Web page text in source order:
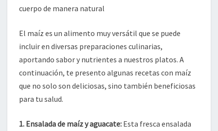
cuerpo de manera natural
El maíz es un alimento muy versátil que se puede
incluir en diversas preparaciones culinarias,
aportando sabor y nutrientes a nuestros platos. A
continuación, te presento algunas recetas con maíz
que no solo son deliciosas, sino también beneficiosas
para tu salud.
1. Ensalada de maíz y aguacate: Esta fresca ensalada